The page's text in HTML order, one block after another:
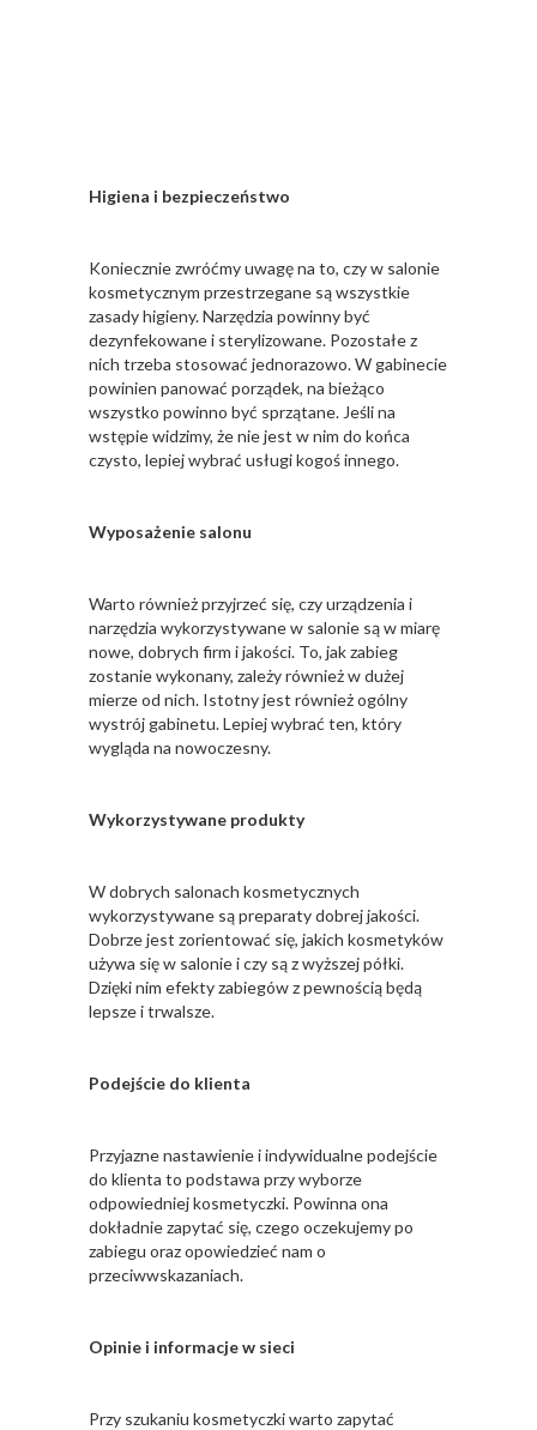
Higiena i bezpieczeństwo
Koniecznie zwróćmy uwagę na to, czy w salonie
kosmetycznym przestrzegane są wszystkie
zasady higieny. Narzędzia powinny być
dezynfekowane i sterylizowane. Pozostałe z
nich trzeba stosować jednorazowo. W gabinecie
powinien panować porządek, na bieżąco
wszystko powinno być sprzątane. Jeśli na
wstępie widzimy, że nie jest w nim do końca
czysto, lepiej wybrać usługi kogoś innego.
Wyposażenie salonu
Warto również przyjrzeć się, czy urządzenia i
narzędzia wykorzystywane w salonie są w miarę
nowe, dobrych firm i jakości. To, jak zabieg
zostanie wykonany, zależy również w dużej
mierze od nich. Istotny jest również ogólny
wystrój gabinetu. Lepiej wybrać ten, który
wygląda na nowoczesny.
Wykorzystywane produkty
W dobrych salonach kosmetycznych
wykorzystywane są preparaty dobrej jakości.
Dobrze jest zorientować się, jakich kosmetyków
używa się w salonie i czy są z wyższej półki.
Dzięki nim efekty zabiegów z pewnością będą
lepsze i trwalsze.
Podejście do klienta
Przyjazne nastawienie i indywidualne podejście
do klienta to podstawa przy wyborze
odpowiedniej kosmetyczki. Powinna ona
dokładnie zapytać się, czego oczekujemy po
zabiegu oraz opowiedzieć nam o
przeciwwskazaniach.
Opinie i informacje w sieci
Przy szukaniu kosmetyczki warto zapytać